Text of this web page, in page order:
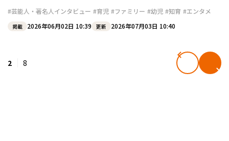
#芸能人・著名人インタビュー #育児 #ファミリー #幼児 #知育 #エンタメ
掲載 2026年06月02日 10:39 更新 2026年07月03日 10:40
2 8